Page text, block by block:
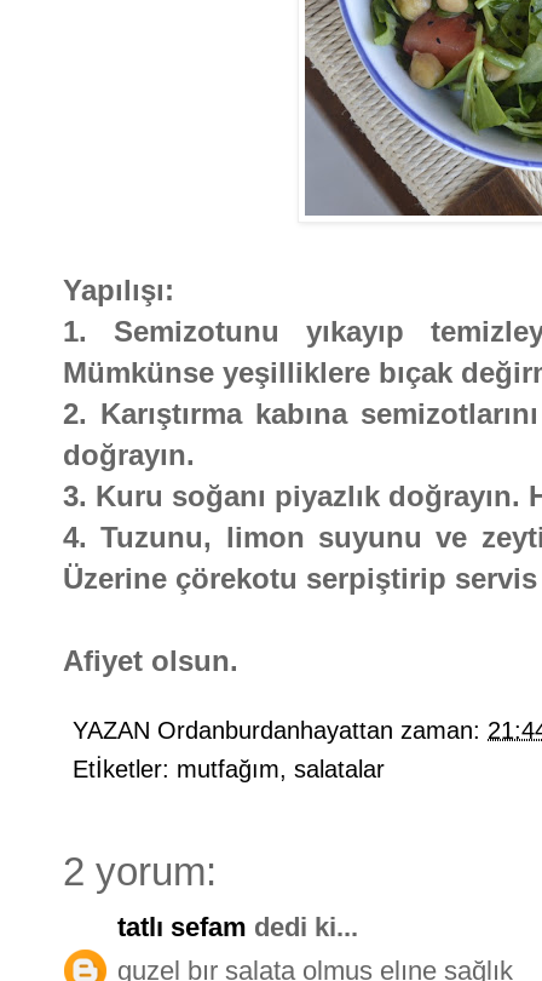
Yapılışı:
1. Semizotunu yıkayıp
Mümkünse yeşilliklere bıçak
2. Karıştırma kabına
doğrayın.
3. Kuru soğanı piyazlık doğrayın.
4. Tuzunu, limon suyunu ve
Üzerine çörekotu serpiştirip
Afiyet olsun.
YAZAN Ordanburdanhayattan zaman:
Etİketler: mutfağım, salatalar
2 yorum:
tatlı sefam dedi ki...
guzel bır salata olmus elıne sağlık